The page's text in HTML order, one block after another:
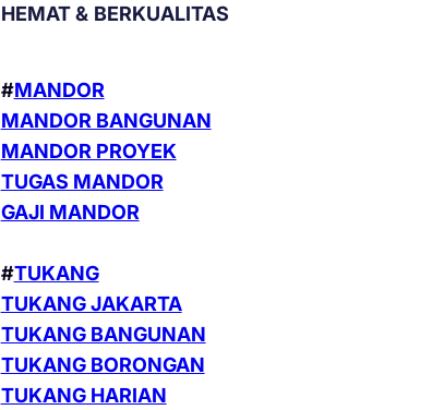
HEMAT & BERKUALITAS
#MANDOR
MANDOR BANGUNAN
MANDOR PROYEK
TUGAS MANDOR
GAJI MANDOR
#TUKANG
TUKANG JAKARTA
TUKANG BANGUNAN
TUKANG BORONGAN
TUKANG HARIAN